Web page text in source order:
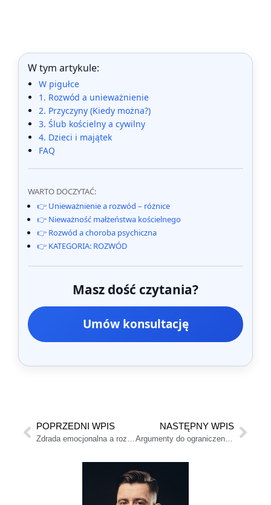
W tym artykule:
W pigułce
1. Rozwód a unieważnienie
2. Przyczyny (Kiedy można?)
3. Ślub kościelny a cywilny
4. Dzieci i majątek
FAQ
WARTO DOCZYTAĆ:
👉 Unieważnienie a rozwód – różnice
👉 Nieważność małżeństwa kościelnego
👉 Rozwód a choroba psychiczna
👉 KATEGORIA: ROZWÓD
Masz dość czytania?
Umów konsultację
POPRZEDNI WPIS
Zdrada emocjonalna a rozwód
NASTĘPNY WPIS
Argumenty do ograniczenia praw rodzicielskich